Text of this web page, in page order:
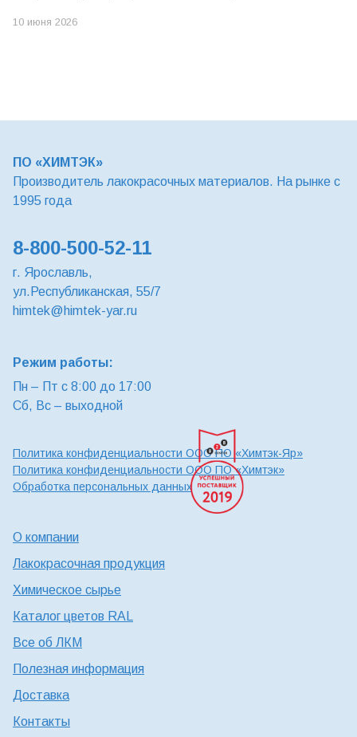
10 июня 2026
ПО «ХИМТЭК»
Производитель лакокрасочных материалов. На рынке с
1995 года
8-800-500-52-11
г. Ярославль,
ул.Республиканская, 55/7
himtek@himtek-yar.ru
Режим работы:
Пн – Пт с 8:00 до 17:00
Сб, Вс – выходной
Политика конфиденциальности ООО ПО «Химтэк-Яр»
Политика конфиденциальности ООО ПО «Химтэк»
Обработка персональных данных
О компании
Лакокрасочная продукция
Химическое сырье
Каталог цветов RAL
Все об ЛКМ
Полезная информация
Доставка
Контакты